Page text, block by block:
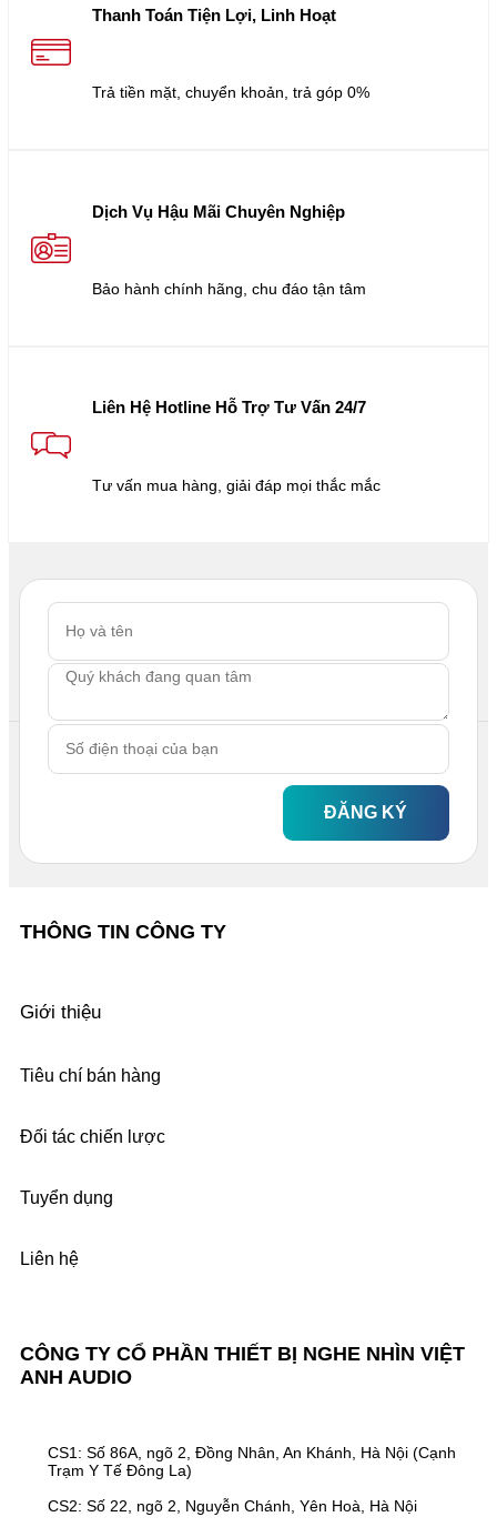
Thanh Toán Tiện Lợi, Linh Hoạt
Trả tiền mặt, chuyển khoản, trả góp 0%
Dịch Vụ Hậu Mãi Chuyên Nghiệp
Bảo hành chính hãng, chu đáo tận tâm
Liên Hệ Hotline Hỗ Trợ Tư Vấn 24/7
Tư vấn mua hàng, giải đáp mọi thắc mắc
ĐĂNG KÝ
CÔNG TY CỔ PHẦN THIẾT BỊ NGHE NHÌN VIỆT
ANH AUDIO
CS1: Số 86A, ngõ 2, Đồng Nhân, An Khánh, Hà Nội (Cạnh
Trạm Y Tế Đông La)
CS2: Số 22, ngõ 2, Nguyễn Chánh, Yên Hoà, Hà Nội
THÔNG TIN CÔNG TY
Giới thiệu
Tiêu chí bán hàng
Đối tác chiến lược
Tuyển dụng
Liên hệ